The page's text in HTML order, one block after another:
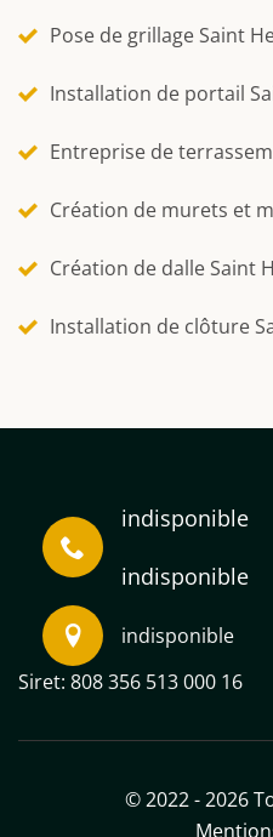
Pose de grillage Saint
Installation de portail
Entreprise de
Création de murets et
Création de dalle Saint
Installation de clôture
indisponible
indisponible
indisponible
Siret: 808 356 513 000 16
© 2022 - 2026